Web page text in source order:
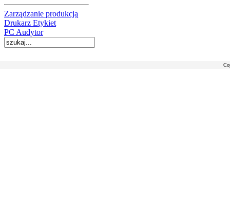
Zarządzanie produkcją
Drukarz Etykiet
PC Audytor